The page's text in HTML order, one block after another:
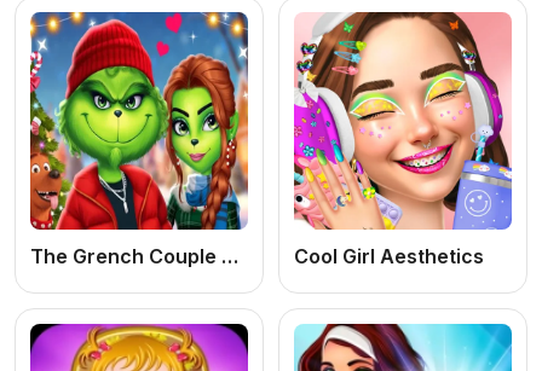
The Grench Couple Holiday Dress up Cool Girl Aesthetics